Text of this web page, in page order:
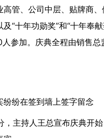
高管、公司中层、贴牌商
及“十年功勋奖”和“十年奉
参加。庆典全程由销售总
纷纷在签到墙上签字留念
，主持人王总宣布庆典开